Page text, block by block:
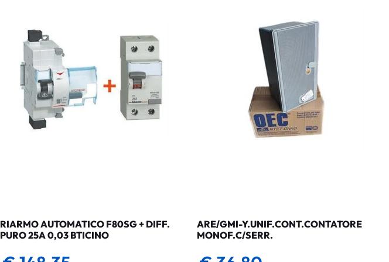
RIARMO AUTOMATICO F80SG + DIFF.
PURO 25A 0,03 BTICINO
ARE/GMI-Y.UNIF.CONT.CONTATORE
MONOF.C/SERR.